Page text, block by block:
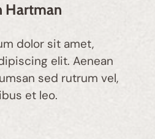
Hartman
dolor sit amet,
elit. Aenean
sed rutrum vel,
et leo.